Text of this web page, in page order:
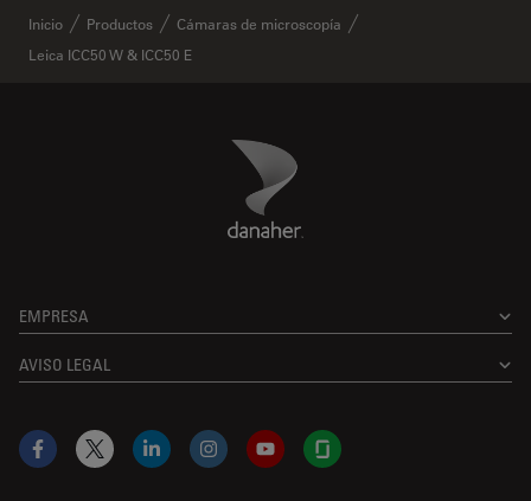
Inicio Productos
Cámaras de microscopía
Leica ICC50 W & ICC50 E
Danaher Logo
EMPRESA
AVISO LEGAL
Facebook
X LinkedInInstagramYouTubeGlassdoor